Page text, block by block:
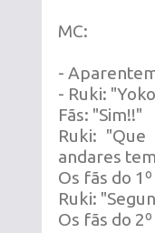
MC:
-
- Ruki:
Fãs: "Sim!!"
Ruki:
andares
Os fãs do
Ruki:
Os fãs do